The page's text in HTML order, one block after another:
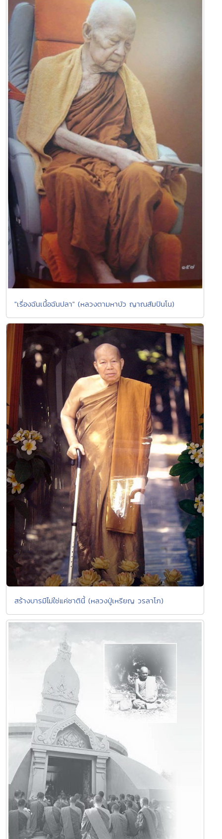
"เรื่องฉันเนื้อฉันปลา" (หลวงตามหาบัว ญาณสัมปันโน)
สร้างบารมีไม่ใช่แค่ชาตินี้ (หลวงปู่เหรียญ วรลาโภ)